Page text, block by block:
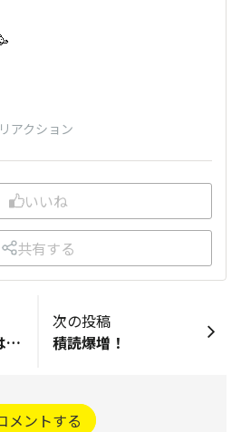
アクション
いいね
共有する
…
次の投稿
積読爆増！
メントする